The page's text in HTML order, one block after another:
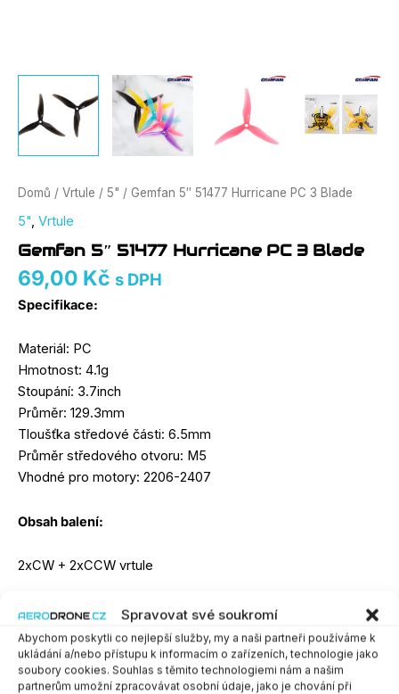
Spravovat své soukromí
Abychom poskytli co nejlepší služby, my a naši partneři používáme k
ukládání a/nebo přístupu k informacím o zařízeních, technologie jako
soubory cookies. Souhlas s těmito technologiemi nám a našim
partnerům umožní zpracovávat osobní údaje, jako je chování při
Domů / Vrtule / 5" / Gemfan 5″ 51477 Hurricane PC 3 Blade
5", Vrtule
Gemfan 5″ 51477 Hurricane PC 3 Blade
69,00 Kč s DPH
Specifikace:
Materiál: PC
Hmotnost: 4.1g
Stoupání: 3.7inch
Průměr: 129.3mm
Tloušťka středové části: 6.5mm
Průměr středového otvoru: M5
Vhodné pro motory: 2206-2407
Obsah balení:
2xCW + 2xCCW vrtule